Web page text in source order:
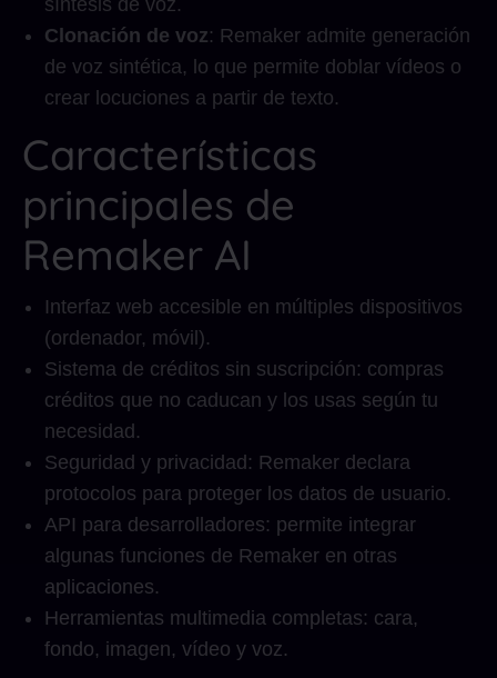
síntesis de voz.
Clonación de voz: Remaker admite generación
de voz sintética, lo que permite doblar vídeos o
crear locuciones a partir de texto.
Características
principales de
Remaker AI
Interfaz web accesible en múltiples dispositivos
(ordenador, móvil).
Sistema de créditos sin suscripción: compras
créditos que no caducan y los usas según tu
necesidad.
Seguridad y privacidad: Remaker declara
protocolos para proteger los datos de usuario.
API para desarrolladores: permite integrar
algunas funciones de Remaker en otras
aplicaciones.
Herramientas multimedia completas: cara,
fondo, imagen, vídeo y voz.